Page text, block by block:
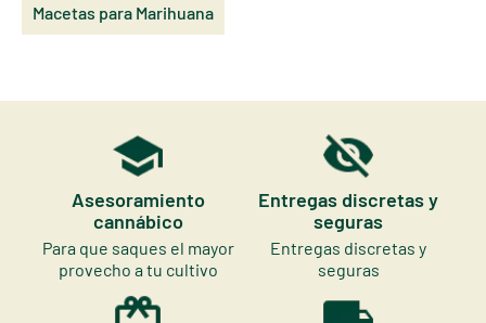
Macetas para Marihuana
Asesoramiento
cannábico
Para que saques el mayor
provecho a tu cultivo
Entregas discretas y
seguras
Entregas discretas y
seguras